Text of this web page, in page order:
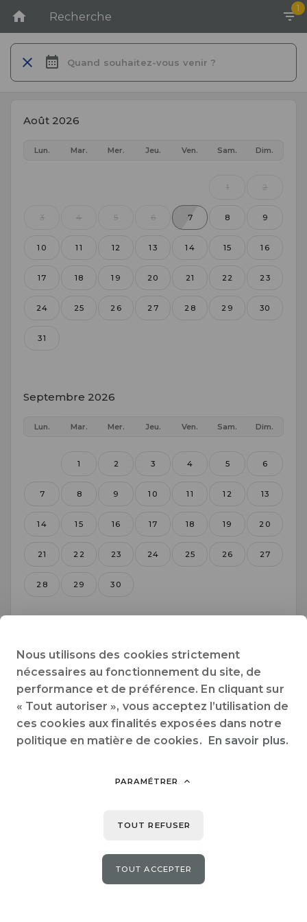
Recherche
1
Quand souhaitez-vous venir ?
Août 2026
Lun. Mar. Mer. Jeu. Ven. Sam. Dim.
1 2
3 4 5 6 7 8 9
10 11 12 13 14 15 16
17 18 19 20 21 22 23
24 25 26 27 28 29 30
31
Septembre 2026
Lun. Mar. Mer. Jeu. Ven. Sam. Dim.
1 2 3 4 5 6
7 8 9 10 11 12 13
14 15 16 17 18 19 20
21 22 23 24 25 26 27
28 29 30
Lun. Mar. Mer. Jeu. Ven. Sam. Dim.
1 2 3 4
5 6 7 8 9 10 11
28 29 30
Nous utilisons des cookies strictement
nécessaires au fonctionnement du site, de
performance et de préférence. En cliquant sur
« Tout autoriser », vous acceptez l’utilisation de
ces cookies aux finalités exposées dans notre
politique en matière de cookies. En savoir plus.
PARAMÉTRER
TOUT REFUSER
TOUT ACCEPTER